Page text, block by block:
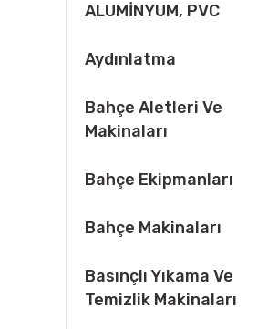
ALUMİNYUM, PVC
Aydınlatma
Bahçe Aletleri Ve
Makinaları
Bahçe Ekipmanları
Bahçe Makinaları
Basınçlı Yıkama Ve
Temizlik Makinaları